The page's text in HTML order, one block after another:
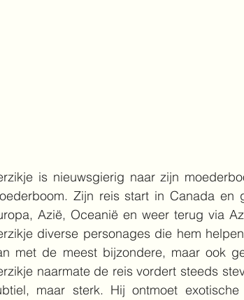
is nieuwsgierig naar zijn
Zijn reis start in Canada en
Azië, Oceanië en weer terug via
diverse personages die hem
met de meest bijzondere, maar ook
naarmate de reis vordert steeds
maar sterk. Hij ontmoet